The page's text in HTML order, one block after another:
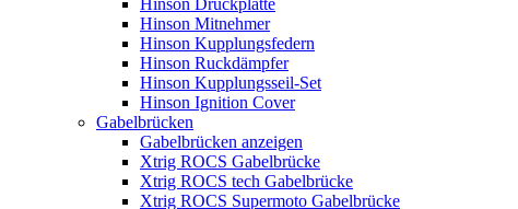
Hinson Druckplatte
Hinson Mitnehmer
Hinson Kupplungsfedern
Hinson Ruckdämpfer
Hinson Kupplungsseil-Set
Hinson Ignition Cover
Gabelbrücken
Gabelbrücken anzeigen
Xtrig ROCS Gabelbrücke
Xtrig ROCS tech Gabelbrücke
Xtrig ROCS Supermoto Gabelbrücke